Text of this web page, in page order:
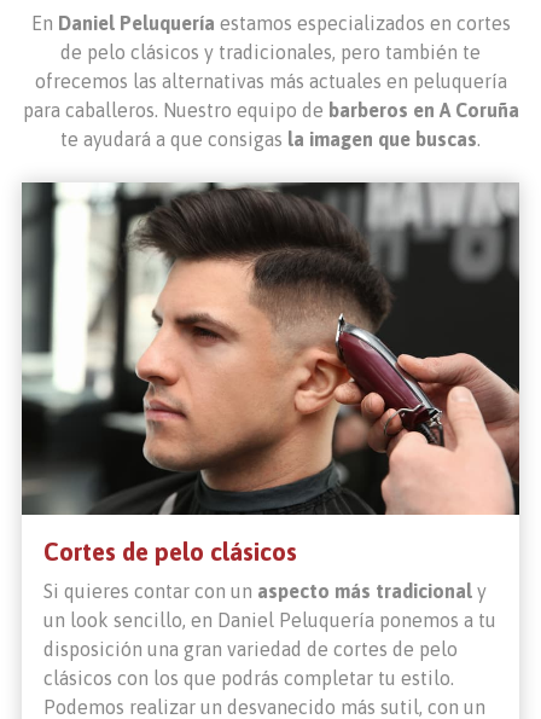
En Daniel Peluquería estamos especializados en cortes
de pelo clásicos y tradicionales, pero también te
ofrecemos las alternativas más actuales en peluquería
para caballeros. Nuestro equipo de barberos en A Coruña
te ayudará a que consigas la imagen que buscas.
Cortes de pelo clásicos
Si quieres contar con un aspecto más tradicional y
un look sencillo, en Daniel Peluquería ponemos a tu
disposición una gran variedad de cortes de pelo
clásicos con los que podrás completar tu estilo.
Podemos realizar un desvanecido más sutil, con un